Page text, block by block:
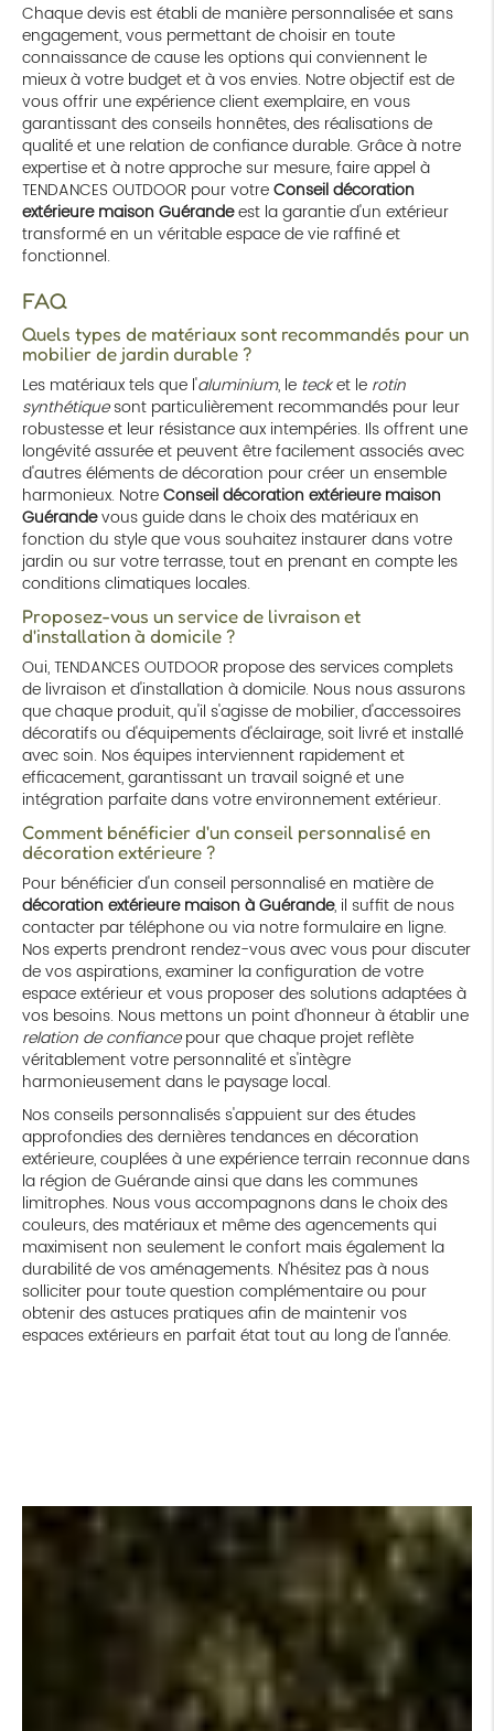
Chaque devis est établi de manière personnalisée et sans
engagement, vous permettant de choisir en toute
connaissance de cause les options qui conviennent le
mieux à votre budget et à vos envies. Notre objectif est de
vous offrir une expérience client exemplaire, en vous
garantissant des conseils honnêtes, des réalisations de
qualité et une relation de confiance durable. Grâce à notre
expertise et à notre approche sur mesure, faire appel à
TENDANCES OUTDOOR pour votreConseil décoration
extérieure maison Guérandeest la garantie d'un extérieur
transformé en un véritable espace de vie raffiné et
fonctionnel.
FAQ
Quels types de matériaux sont recommandés pour un
mobilier de jardin durable ?
Les matériaux tels que l'aluminium, le tecket le rotin
synthétiquesont particulièrement recommandés pour leur
robustesse et leur résistance aux intempéries. Ils offrent une
longévité assurée et peuvent être facilement associés avec
d'autres éléments de décoration pour créer un ensemble
harmonieux. NotreConseil décoration extérieure maison
Guérandevous guide dans le choix des matériaux en
fonction du style que vous souhaitez instaurer dans votre
jardin ou sur votre terrasse, tout en prenant en compte les
conditions climatiques locales.
Proposez-vous un service de livraison et
d'installation à domicile ?
Oui, TENDANCES OUTDOOR propose des services complets
de livraison et d'installation à domicile. Nous nous assurons
que chaque produit, qu'il s'agisse de mobilier, d'accessoires
décoratifs ou d'équipements d'éclairage, soit livré et installé
avec soin. Nos équipes interviennent rapidement et
efficacement, garantissant un travail soigné et une
intégration parfaite dans votre environnement extérieur.
Comment bénéficier d'un conseil personnalisé en
décoration extérieure ?
Pour bénéficier d'un conseil personnalisé en matière de
décoration extérieure maison à Guérande, il suffit de nous
contacter par téléphone ou via notre formulaire en ligne.
Nos experts prendront rendez-vous avec vous pour discuter
de vos aspirations, examiner la configuration de votre
espace extérieur et vous proposer des solutions adaptées à
vos besoins. Nous mettons un point d'honneur à établir une
relation de confiancepour que chaque projet reflète
véritablement votre personnalité et s'intègre
harmonieusement dans le paysage local.
Nos conseils personnalisés s'appuient sur des études
approfondies des dernières tendances en décoration
extérieure, couplées à une expérience terrain reconnue dans
la région de Guérande ainsi que dans les communes
limitrophes. Nous vous accompagnons dans le choix des
couleurs, des matériaux et même des agencements qui
maximisent non seulement le confort mais également la
durabilité de vos aménagements. N'hésitez pas à nous
solliciter pour toute question complémentaire ou pour
obtenir des astuces pratiques afin de maintenir vos
espaces extérieurs en parfait état tout au long de l'année.